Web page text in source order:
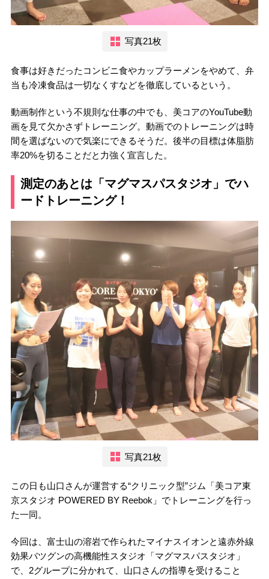
写真21枚
食事は好きだったコンビニ食やカップラーメンをやめて、弁
当も冷凍食品は一切なくすなどを徹底しているという。
動画制作という不規則な仕事の中でも、美コアのYouTube動
画を見て欠かさずトレーニング。動画でのトレーニングは時
間を選ばないので気楽にできるそうだ。後半の目標は体脂肪
率20%を切ることだと力強く宣言した。
測定のあとは「マグマスパスタジオ」でハ
ードトレーニング！
写真21枚
この日も山口さんが運営する“クリニック型”ジム「美コア東
京スタジオ POWERED BY Reebok」でトレーニングを行っ
た一同。
今回は、富士山の溶岩で作られたマイナスイオンと遠赤外線
効果バツグンの高機能性スタジオ「マグマスパスタジオ」
で、2グループに分かれて、山口さんの指導を受けること